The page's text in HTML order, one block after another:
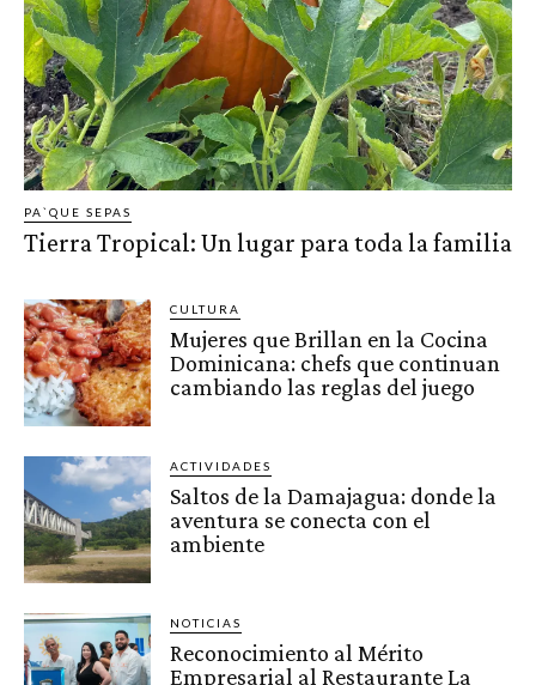
PA`QUE SEPAS
Tierra Tropical: Un lugar para toda la familia
CULTURA
Mujeres que Brillan en la Cocina
Dominicana: chefs que continuan
cambiando las reglas del juego
ACTIVIDADES
Saltos de la Damajagua: donde la
aventura se conecta con el
ambiente
NOTICIAS
Reconocimiento al Mérito
Empresarial al Restaurante La